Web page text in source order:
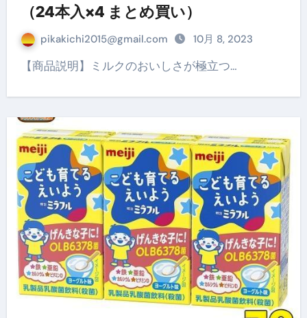
（24本入×4 まとめ買い）
pikakichi2015@gmail.com 10月 8, 2023
【商品説明】ミルクのおいしさが極立つ…